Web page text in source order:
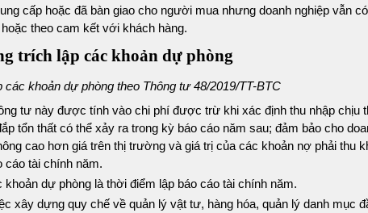
cấp hoặc đã bàn giao cho người mua nhưng doanh nghiệp vẫn
theo cam kết với khách hàng.
trích lập các khoản dự phòng
khoản dự phòng theo Thông tư 48/2019/TT-BTC
tư này được tính vào chi phí được trừ khi xác định thu nhập chịu
tổn thất có thể xảy ra trong kỳ báo cáo năm sau; đảm bảo cho
cao hơn giá trên thị trường và giá trị của các khoản nợ phải thu
cáo tài chính năm.
dự phòng là thời điểm lập báo cáo tài chính năm.
xây dựng quy chế về quản lý vật tư, hàng hóa, quản lý danh mục